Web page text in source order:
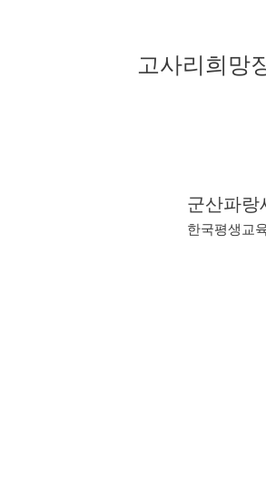
고사리희망
군산파랑
한국평생교
군
산